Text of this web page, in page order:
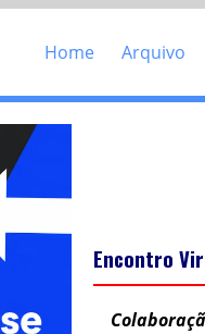
Home Arquivo
Encontro